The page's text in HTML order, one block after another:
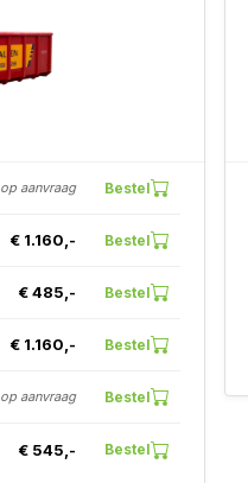
op aanvraag Bestel
€ 1.160,- Bestel
€ 485,- Bestel
€ 1.160,- Bestel
op aanvraag Bestel
€ 545,- Bestel